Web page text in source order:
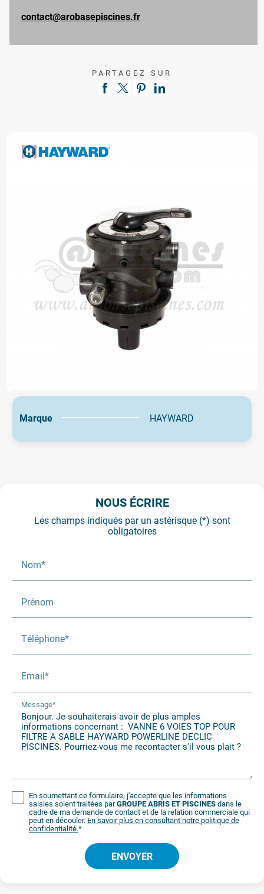
contact@arobasepiscines.fr
PARTAGEZ SUR
Marque HAYWARD
NOUS ÉCRIRE
Les champs indiqués par un astérisque (*) sont
obligatoires
Nom*
Prénom
Téléphone*
Email*
Message*
En soumettant ce formulaire, j'accepte que les informations
saisies soient traitées parGROUPE ABRIS ET PISCINESdans le
cadre de ma demande de contact et de la relation commerciale qui
peut en découler. En savoir plus en consultant notre politique de
confidentialité.*